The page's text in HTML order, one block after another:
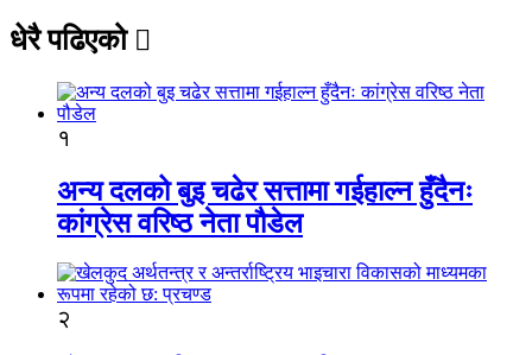
धेरै पढिएको
१
अन्य दलको बुइ चढेर सत्तामा गईहाल्न हुँदैनः
कांग्रेस वरिष्ठ नेता पौडेल
२